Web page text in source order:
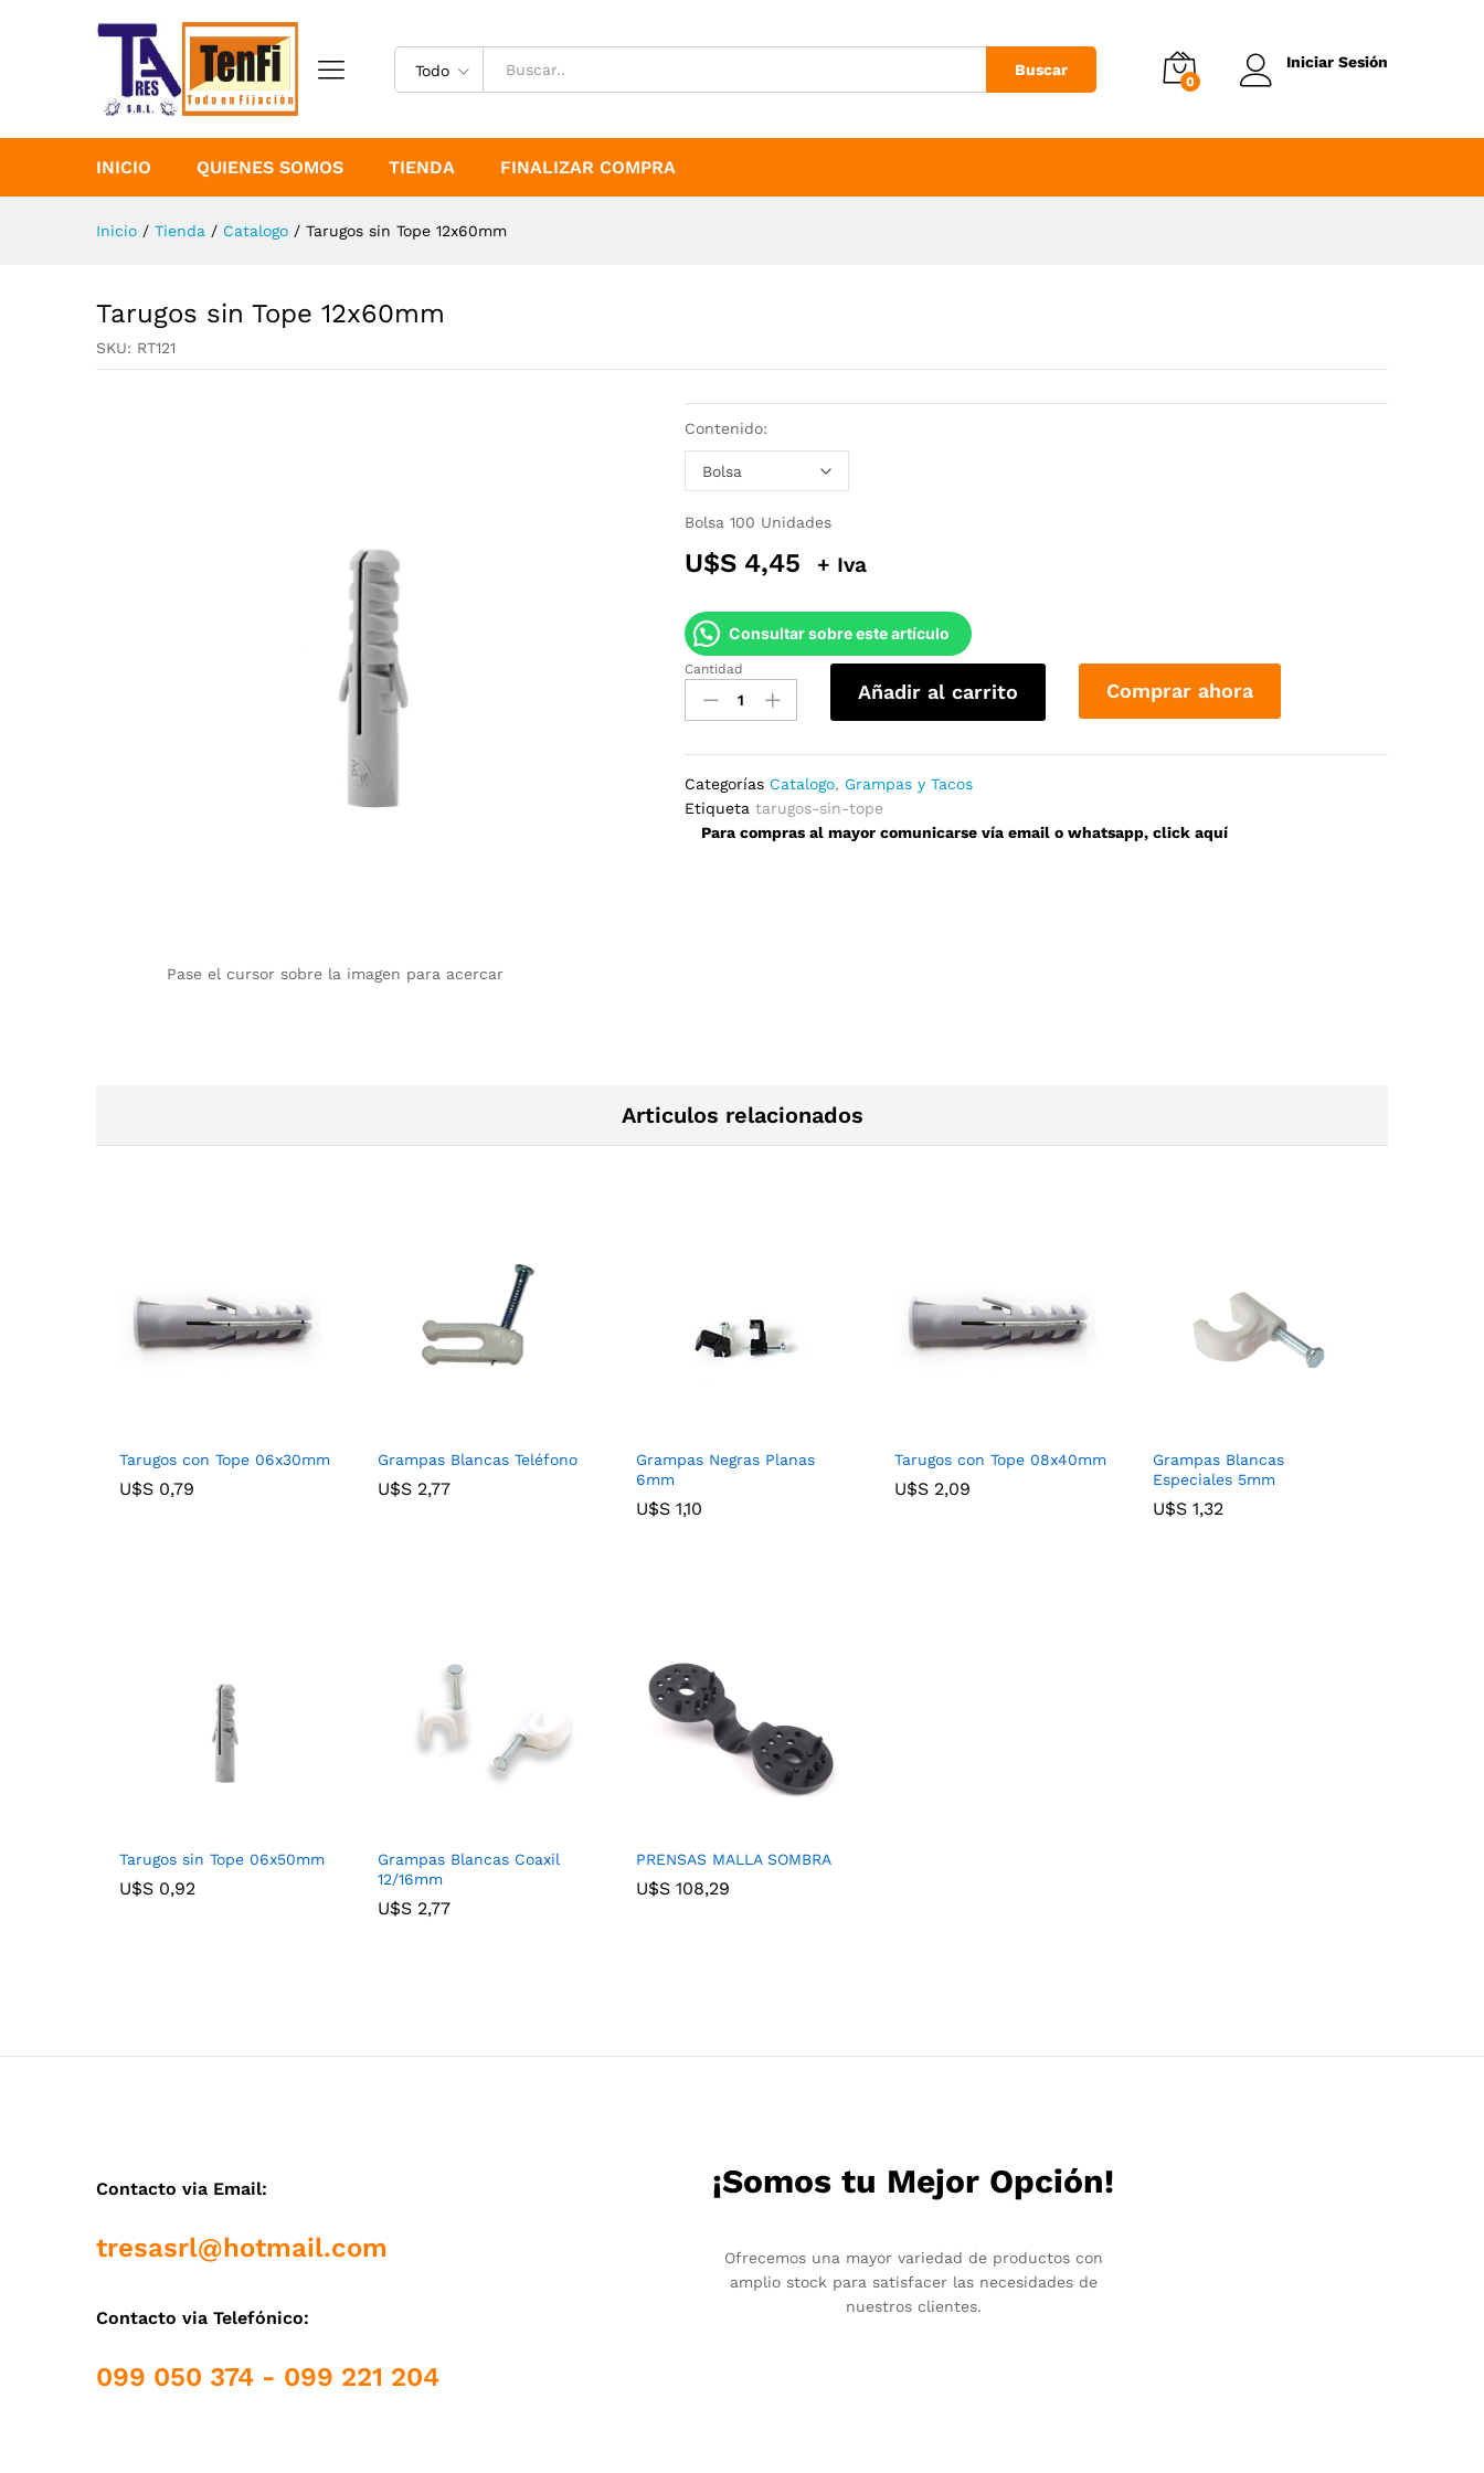
Todo Buscar
0
Iniciar Sesión
INICIO QUIENES SOMOS TIENDA FINALIZAR COMPRA
Inicio / Tienda / Catalogo / Tarugos sin Tope 12x60mm
Tarugos sin Tope 12x60mm
SKU: RT121
Pase el cursor sobre la imagen para acercar
Contenido:
Bolsa 100 Unidades
U$S 4,45 + Iva
Consultar sobre este artículo
Tarugos
sin
Tope
Cantidad
Añadir al carrito Comprar ahora
Categorías Catalogo, Grampas y Tacos
Etiquetatarugos-sin-tope
Para compras al mayor comunicarse vía email o whatsapp, click aquí
Articulos relacionados
Tarugos con Tope 06x30mm
U$S 0,79
U$S 0,79
Grampas Blancas Teléfono
U$S 2,77
U$S 2,77
Grampas Negras Planas
6mm
U$S 1,10
U$S 1,10
Tarugos con Tope 08x40mm
U$S 2,09
U$S 2,09
Grampas Blancas
Especiales 5mm
U$S 1,32
U$S 1,32
Tarugos sin Tope 06x50mm
U$S 0,92
U$S 0,92
Grampas Blancas Coaxil
12/16mm
U$S 2,77
U$S 2,77
PRENSAS MALLA SOMBRA
U$S 108,29
U$S 108,29
Contacto via Email:
tresasrl@hotmail.com
Contacto via Telefónico:
099 050 374 - 099 221 204
¡Somos tu Mejor Opción!
Ofrecemos una mayor variedad de productos con
amplio stock para satisfacer las necesidades de
nuestros clientes.
Especificaciones